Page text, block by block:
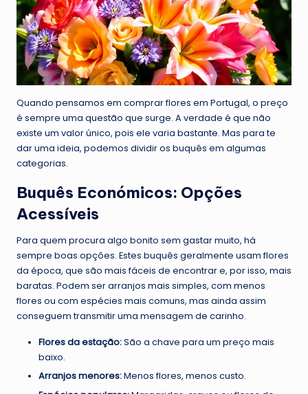
Quando pensamos em comprar flores em Portugal, o preço
é sempre uma questão que surge. A verdade é que não
existe um valor único, pois ele varia bastante. Mas para te
dar uma ideia, podemos dividir os buquês em algumas
categorias.
Buquês Económicos: Opções
Acessíveis
Para quem procura algo bonito sem gastar muito, há
sempre boas opções. Estes buquês geralmente usam flores
da época, que são mais fáceis de encontrar e, por isso, mais
baratas. Podem ser arranjos mais simples, com menos
flores ou com espécies mais comuns, mas ainda assim
conseguem transmitir uma mensagem de carinho.
Flores da estação:São a chave para um preço mais
baixo.
Arranjos menores:Menos flores, menos custo.